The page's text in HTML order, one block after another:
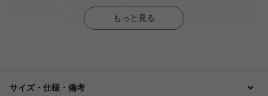
もっと見る
サイズ・仕様・備考